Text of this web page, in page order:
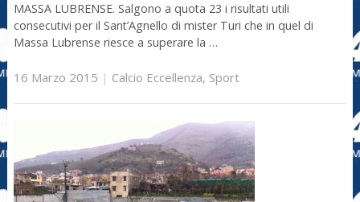
MASSA LUBRENSE. Salgono a quota 23 i risultati utili
consecutivi per il Sant’Agnello di mister Turi che in quel di
Massa Lubrense riesce a superare la …
16 Marzo 2015 | Calcio Eccellenza, Sport